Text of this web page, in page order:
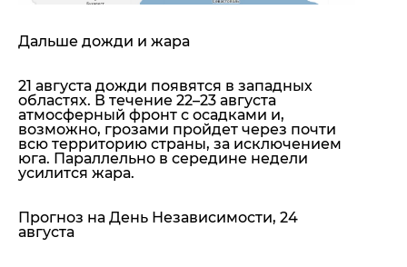
Дальше дожди и жара
21 августа дожди появятся в западных
областях. В течение 22–23 августа
атмосферный фронт с осадками и,
возможно, грозами пройдет через почти
всю территорию страны, за исключением
юга. Параллельно в середине недели
усилится жара.
Прогноз на День Независимости, 24
августа